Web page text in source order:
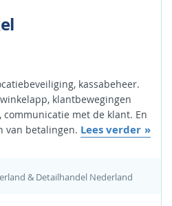
kassabeheer.
klantbewegingen
met de klant. En
van betalingen. Lees verder
& Detailhandel Nederland